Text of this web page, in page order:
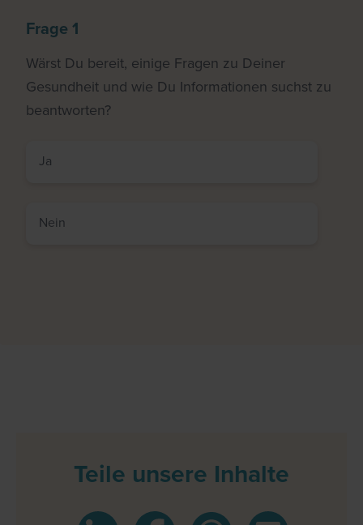
Frage 1
Wärst Du bereit, einige Fragen zu Deiner
Gesundheit und wie Du Informationen suchst zu
beantworten?
Ja
Nein
Teile unsere Inhalte